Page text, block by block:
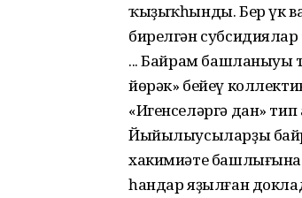
ҡыҙыҡһынды. Бер үк
бирелгән
... Байрам башланыуы
йөрәк» бейеү
«Игенселәргә дан»
Йыйылыусыларҙы
хакимиәте
һандар яҙылған